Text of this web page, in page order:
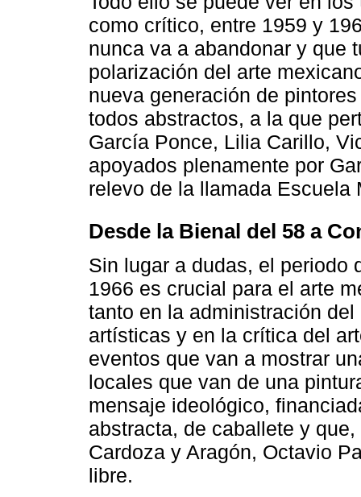
como crítico, entre 1959 y
nunca va a abandonar y que
polarización del arte
nueva generación de
todos abstractos, a la que
García Ponce, Lilia Carillo,
apoyados plenamente por
relevo de la llamada Escuela
Desde la Bienal del 58 a
Sin lugar a dudas, el periodo
1966 es crucial para el arte
tanto en la administración
artísticas y en la crítica del
eventos que van a mostrar
locales que van de una
mensaje ideológico,
abstracta, de caballete y
Cardoza y Aragón, Octavio
libre.